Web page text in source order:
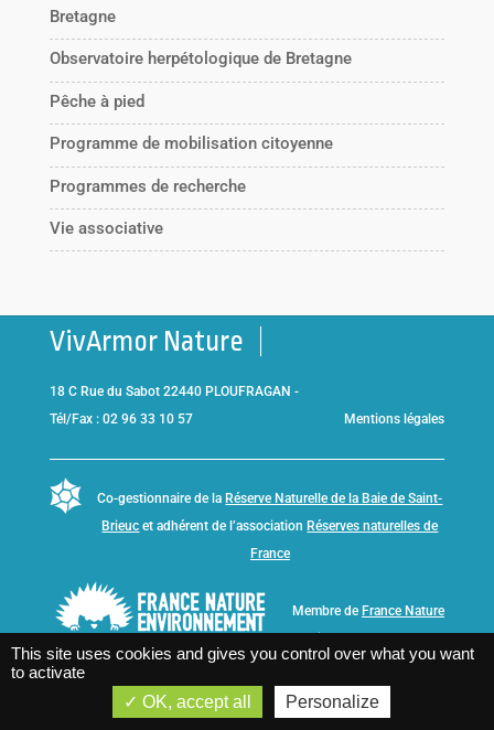
Bretagne
Observatoire herpétologique de Bretagne
Pêche à pied
Programme de mobilisation citoyenne
Programmes de recherche
Vie associative
VivArmor Nature
18 C Rue du Sabot 22440 PLOUFRAGAN -
Tél/Fax : 02 96 33 10 57
Mentions légales
Co-gestionnaire de la Réserve Naturelle de la Baie de Saint-
Brieuc et adhérent de l’association Réserves naturelles de
France
Membre de France Nature
This site uses cookies and gives you control over what you want
to activate
OK, accept all
Personalize